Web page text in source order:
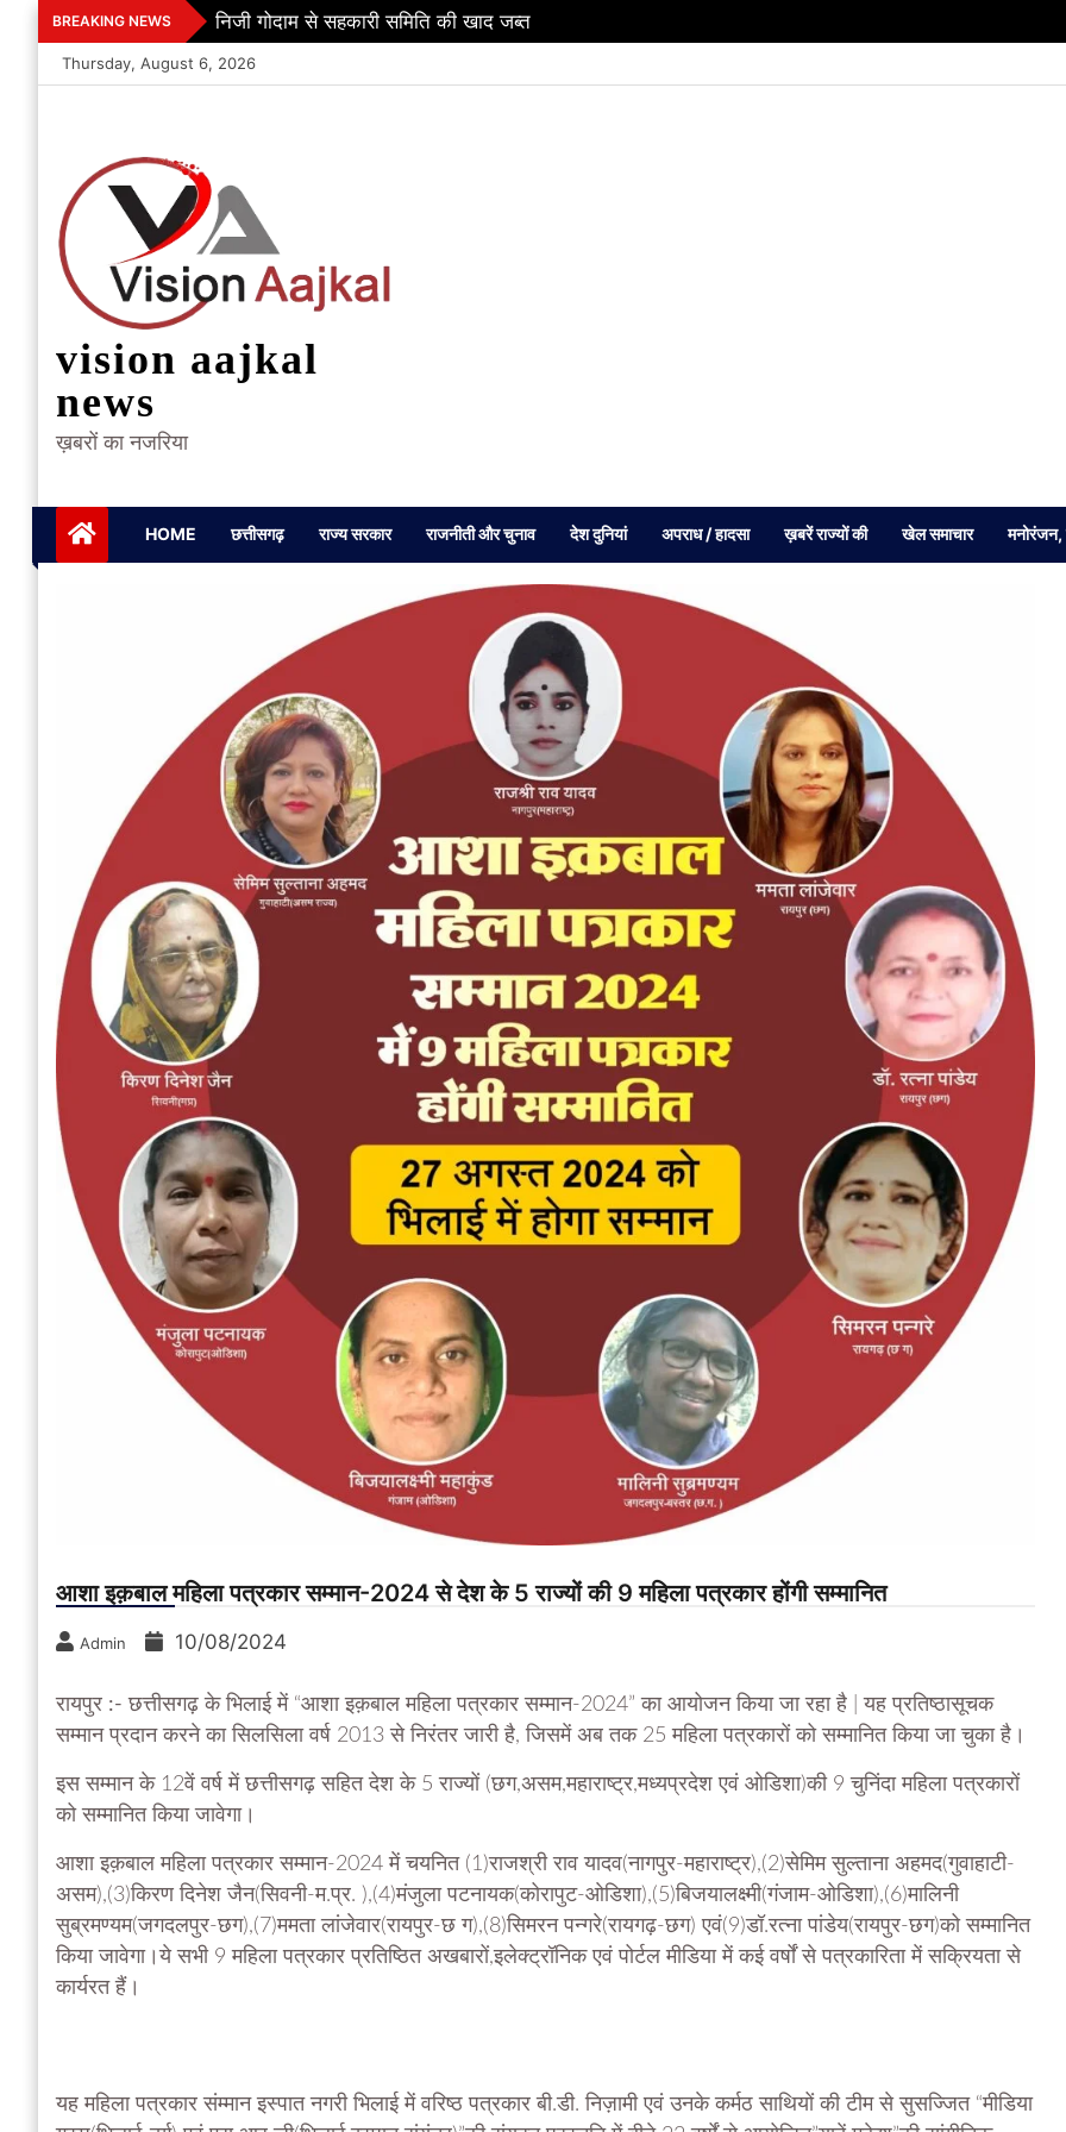
Skip
to
content
BREAKING NEWS निजी गोदाम से सहकारी समिति की खाद जब्त
Thursday, August 6, 2026
vision aajkal
news
ख़बरों का नजरिया
HOME छत्तीसगढ़ राज्य सरकार राजनीती और चुनाव देश दुनियां अपराध / हादसा ख़बरें राज्यों की खेल समाचार
आशा इक़बाल महिला पत्रकार सम्मान-2024 से देश के 5 राज्यों की 9 महिला पत्रकार होंगी सम्मानित
Admin 10/08/2024
रायपुर :- छत्तीसगढ़ के भिलाई में “आशा इक़बाल महिला पत्रकार सम्मान-2024” का आयोजन किया जा रहा है | यह प्रतिष्ठासूचक
सम्मान प्रदान करने का सिलसिला वर्ष 2013 से निरंतर जारी है, जिसमें अब तक 25 महिला पत्रकारों को सम्मानित किया जा चुका है।
इस सम्मान के 12वें वर्ष में छत्तीसगढ़ सहित देश के 5 राज्यों (छग,असम,महाराष्ट्र,मध्यप्रदेश एवं ओडिशा)की 9 चुनिंदा महिला पत्रकारों
को सम्मानित किया जावेगा।
आशा इक़बाल महिला पत्रकार सम्मान-2024 में चयनित (1)राजश्री राव यादव(नागपुर-महाराष्ट्र),(2)सेमिम सुल्ताना अहमद(गुवाहाटी-
असम),(3)किरण दिनेश जैन(सिवनी-म.प्र. ),(4)मंजुला पटनायक(कोरापुट-ओडिशा),(5)बिजयालक्ष्मी(गंजाम-ओडिशा),(6)मालिनी
सुब्रमण्यम(जगदलपुर-छग),(7)ममता लांजेवार(रायपुर-छ ग),(8)सिमरन पन्गरे(रायगढ़-छग) एवं(9)डॉ.रत्ना पांडेय(रायपुर-छग)को सम्मानित
किया जावेगा।ये सभी 9 महिला पत्रकार प्रतिष्ठित अखबारों,इलेक्ट्रॉनिक एवं पोर्टल मीडिया में कई वर्षों से पत्रकारिता में सक्रियता से
कार्यरत हैं।
यह महिला पत्रकार संम्मान इस्पात नगरी भिलाई में वरिष्ठ पत्रकार बी.डी. निज़ामी एवं उनके कर्मठ साथियों की टीम से सुसज्जित “मीडिया